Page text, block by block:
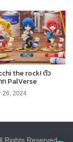
the rock! ตัว
ก PalVerse
26, 2024
Rights Reserved.